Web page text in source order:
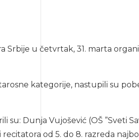
Srbije u četvrtak, 31. marta
kategorije, nastupili su
Dunja Vujošević (OŠ ”Sveti
od 5. do 8. razreda